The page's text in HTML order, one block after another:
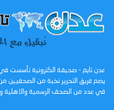
يضم فريق التحرير نخبة من الصحفيين
في عدد من الصحف الرسمية والاهلية